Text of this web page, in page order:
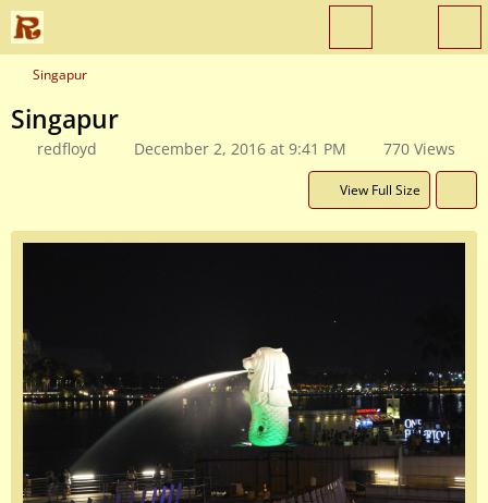
Singapur
Singapur
redfloyd December 2, 2016 at 9:41 PM 770 Views
View Full Size